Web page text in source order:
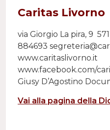
Caritas Livorno
via Giorgio La pira, 9
884693
www.caritaslivorno.it
www.facebook.com/
Giusy D’Agostino
Vai alla pagina della